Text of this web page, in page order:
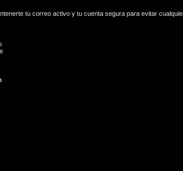
tu correo activo y tu cuenta segura para evitar